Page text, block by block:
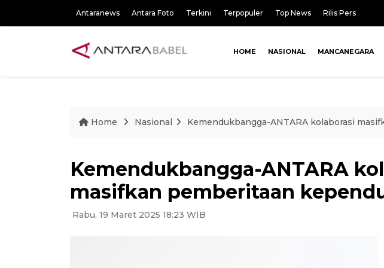
Antaranews Antara Foto Terkini Terpopuler Top News Rilis Pers
HOME NASIONAL MANCANEGARA
Home Nasional Kemendukbangga-ANTARA kolaborasi
Kemendukbangga-ANTARA
masifkan pemberitaan
Rabu, 19 Maret 2025 18:23 WIB